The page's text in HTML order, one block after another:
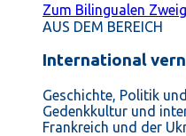
Zum Bilingualen
AUS DEM BEREICH
International
Geschichte, Politik
Gedenkkultur und
Frankreich und der